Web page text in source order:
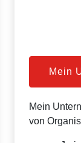
Mein
Mein
von